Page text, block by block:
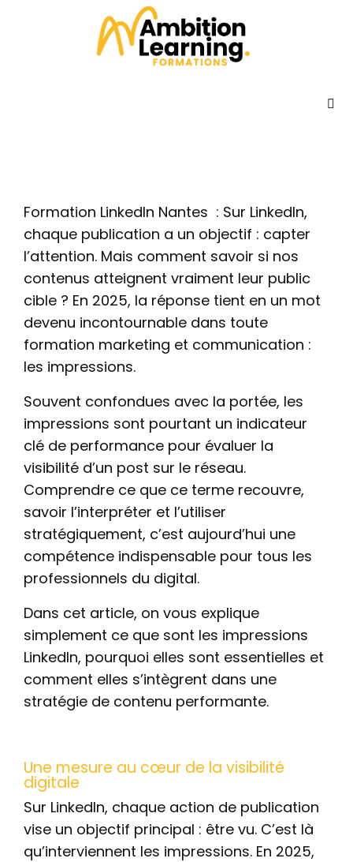
Qui sommes-nous ?
Témoignages
Actualités
Contact
Les impressions LinkedIn en 2025 : c’est quoi ?
Formation LinkedIn Nantes : Sur LinkedIn,
chaque publication a un objectif : capter
l’attention. Mais comment savoir si nos
contenus atteignent vraiment leur public
cible ? En 2025, la réponse tient en un mot
devenu incontournable dans toute
formation marketing et communication :
les impressions.
Souvent confondues avec la portée, les
impressions sont pourtant un indicateur
clé de performance pour évaluer la
visibilité d’un post sur le réseau.
Comprendre ce que ce terme recouvre,
savoir l’interpréter et l’utiliser
stratégiquement, c’est aujourd’hui une
compétence indispensable pour tous les
professionnels du digital.
Dans cet article, on vous explique
simplement ce que sont les impressions
LinkedIn, pourquoi elles sont essentielles et
comment elles s’intègrent dans une
stratégie de contenu performante.
Une mesure au cœur de la visibilité
digitale
Sur LinkedIn, chaque action de publication
vise un objectif principal : être vu. C’est là
qu’interviennent les impressions. En 2025,